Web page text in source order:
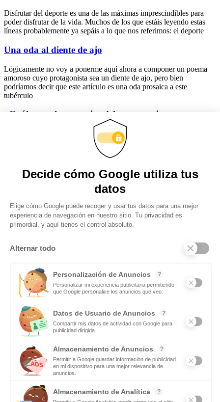
Disfrutar del deporte es una de las máximas imprescindibles para
poder disfrutar de la vida. Muchos de los que estáis leyendo estas
líneas probablemente ya sepáis a lo que nos referimos: el deporte
Una oda al diente de ajo
Lógicamente no voy a ponerme aquí ahora a componer un poema
amoroso cuyo protagonista sea un diente de ajo, pero bien
podríamos decir que este artículo es una oda prosaica a este
tubérculo
¿Cuáles son las ventajas del entrenamiento
Son muchas las personas que piensan que el personal trainer es una
figura totalmente innecesario producto de las modas y cuyos
nada más lejos
Obtenga actualizaciones y manténgase
conectado: suscríbase a nuestro boletín
maestro de Educación Física
Leer mas
El equipamiento que necesita las lavanderías de
autoservicio
Leer mas